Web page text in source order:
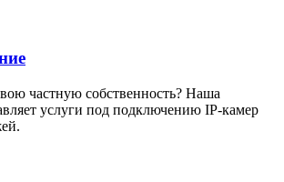
частную собственность? Наша
услуги под подключению IP-камер